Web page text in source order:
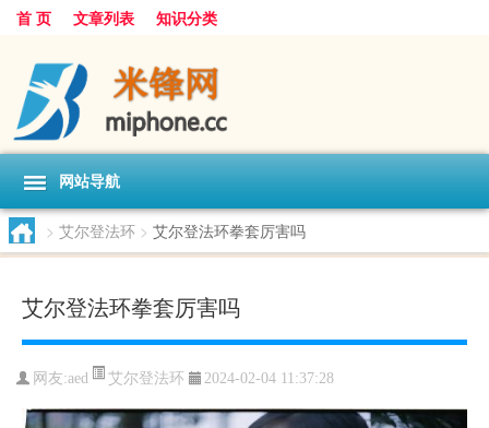
首 页 文章列表 知识分类
网站导航
> 艾尔登法环 > 艾尔登法环拳套厉害吗
艾尔登法环拳套厉害吗
网友:aed 艾尔登法环 2024-02-04 11:37:28